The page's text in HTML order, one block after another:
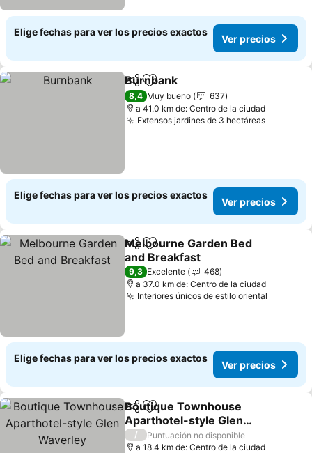
Elige fechas para ver los precios exactos
Ver precios
CompartirAgregar a favoritos
Burnbank
8,4 Muy bueno
637
a 41.0 km de: Centro de la ciudad
Extensos jardines de 3 hectáreas
Elige fechas para ver los precios exactos
Ver precios
CompartirAgregar a favoritos
Melbourne Garden Bed
and Breakfast
9,3 Excelente
468
a 37.0 km de: Centro de la ciudad
Interiores únicos de estilo oriental
Elige fechas para ver los precios exactos
Ver precios
CompartirAgregar a favoritos
Boutique Townhouse
Aparthotel-style Glen
Waverley
/
Puntuación no disponible
a 18.4 km de: Centro de la ciudad